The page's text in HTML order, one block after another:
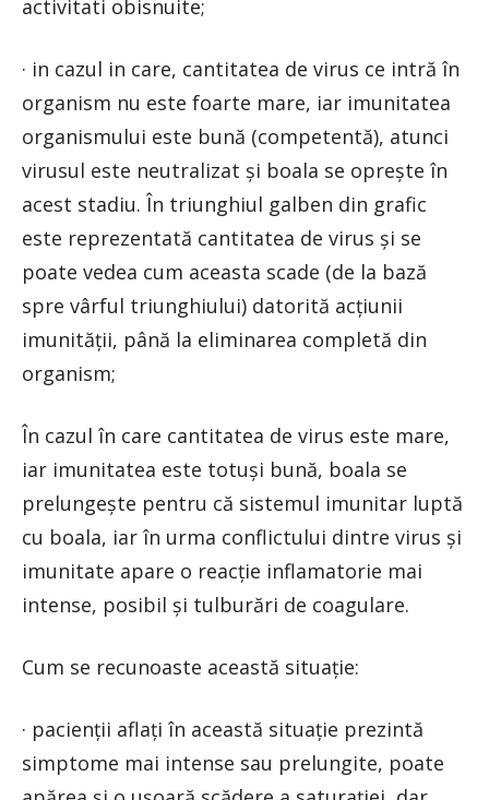
activitati obisnuite;
· in cazul in care, cantitatea de virus ce intră în
organism nu este foarte mare, iar imunitatea
organismului este bună (competentă), atunci
virusul este neutralizat și boala se oprește în
acest stadiu. În triunghiul galben din grafic
este reprezentată cantitatea de virus și se
poate vedea cum aceasta scade (de la bază
spre vârful triunghiului) datorită acțiunii
imunității, până la eliminarea completă din
organism;
În cazul în care cantitatea de virus este mare,
iar imunitatea este totuși bună, boala se
prelungește pentru că sistemul imunitar luptă
cu boala, iar în urma conflictului dintre virus și
imunitate apare o reacție inflamatorie mai
intense, posibil și tulburări de coagulare.
Cum se recunoaste această situație:
· pacienții aflați în această situație prezintă
simptome mai intense sau prelungite, poate